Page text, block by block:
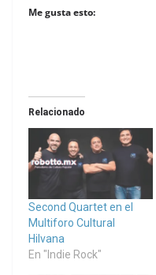
Me gusta esto:
Relacionado
Second Quartet en el
Multiforo Cultural
Hilvana
En "Indie Rock"